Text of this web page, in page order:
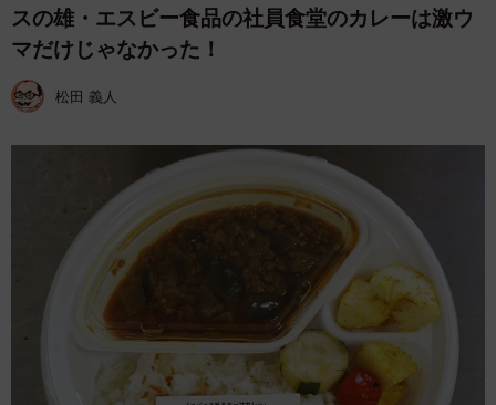
スの雄・エスビー食品の社員食堂のカレーは激ウ
マだけじゃなかった！
松田 義人